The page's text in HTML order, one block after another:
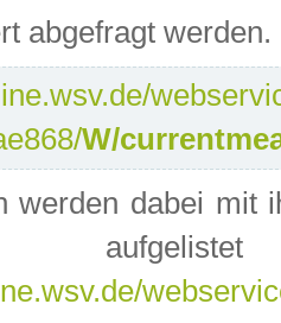
abgefragt werden.
W/
werden dabei mit